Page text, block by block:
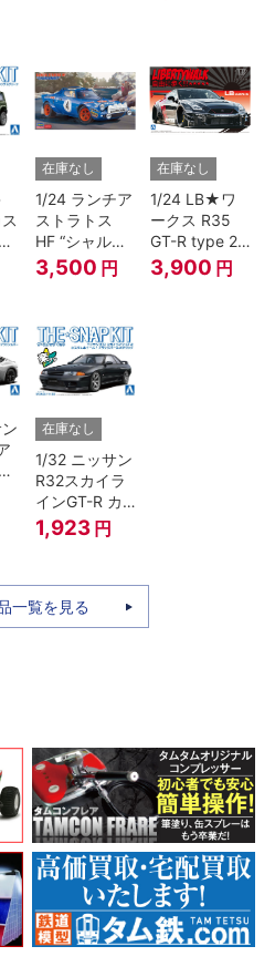
在庫なし
1/24 ランチア
ストラトス
HF “シャルド
ネ”
3,500 円
在庫なし
1/24 LB★ワ
ークス R35
GT-R type 2
Ver.2
3,900 円
在庫なし
1/32 ニッサン
R32スカイラ
インGT-R カ
スタムホイー
ル(ブラックパ
ク)
1,923 円
一覧を見る